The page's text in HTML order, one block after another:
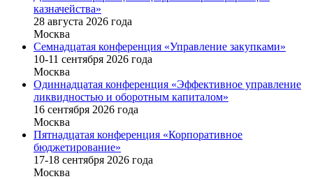
казначейства»
28 августа 2026 года
Москва
Семнадцатая конференция «Управление закупками»
10-11 сентября 2026 года
Москва
Одиннадцатая конференция «Эффективное управление
ликвидностью и оборотным капиталом»
16 cентября 2026 года
Москва
Пятнадцатая конференция «Корпоративное
бюджетирование»
17-18 сентября 2026 года
Москва